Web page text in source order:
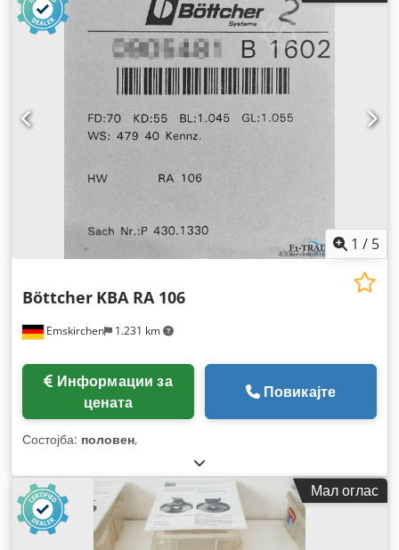
1 / 5
Emskirchen 1.231 km
Böttcher KBA RA 106
цената
Повикајте
Состојба: половен,
Мал оглас